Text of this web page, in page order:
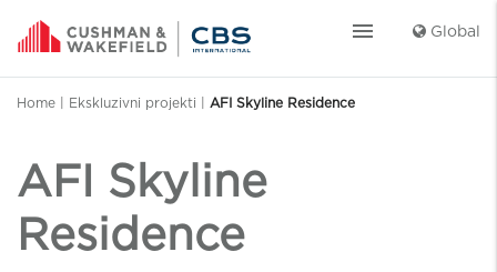
menu Global
Home Ekskluzivni projekti AFI Skyline Residence
AFI Skyline
Residence